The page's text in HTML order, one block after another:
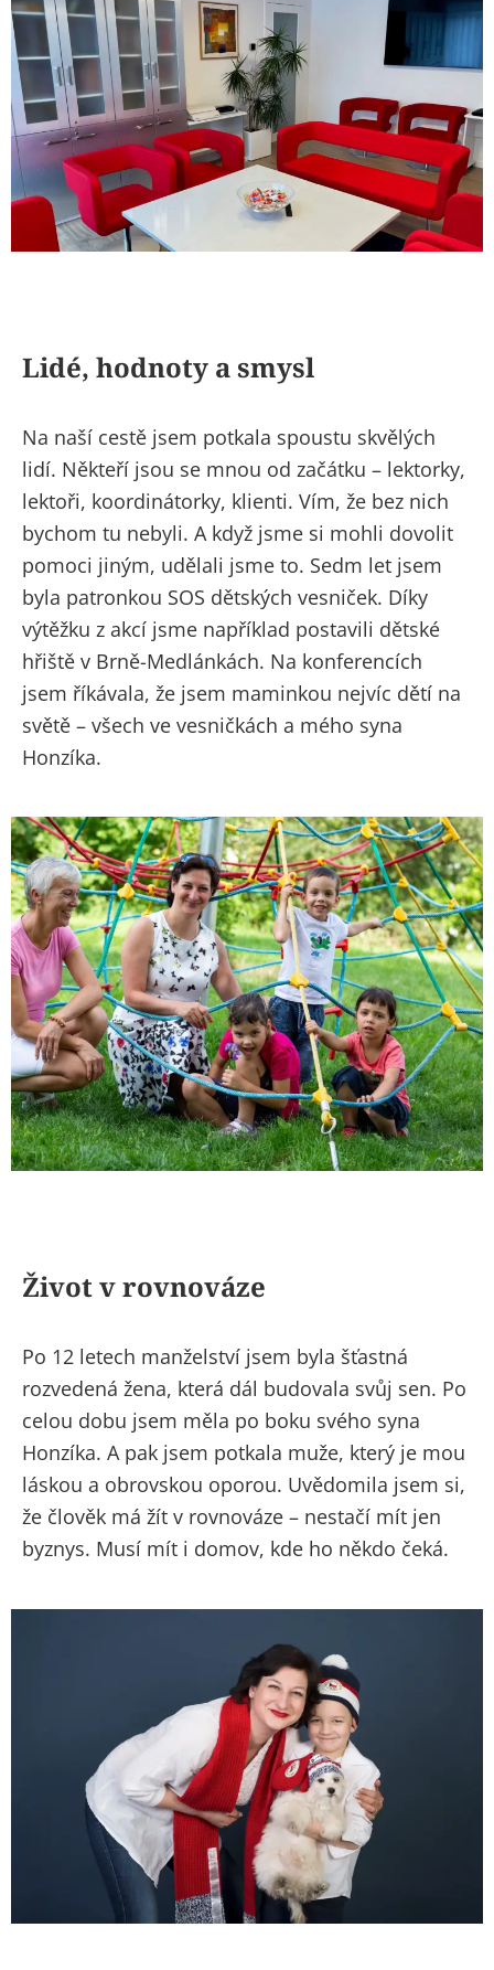
Lidé, hodnoty a smysl
Na naší cestě jsem potkala spoustu skvělých
lidí. Někteří jsou se mnou od začátku – lektorky,
lektoři, koordinátorky, klienti. Vím, že bez nich
bychom tu nebyli. A když jsme si mohli dovolit
pomoci jiným, udělali jsme to. Sedm let jsem
byla patronkou SOS dětských vesniček. Díky
výtěžku z akcí jsme například postavili dětské
hřiště v Brně-Medlánkách. Na konferencích
jsem říkávala, že jsem maminkou nejvíc dětí na
světě – všech ve vesničkách a mého syna
Honzíka.
Život v rovnováze
Po 12 letech manželství jsem byla šťastná
rozvedená žena, která dál budovala svůj sen. Po
celou dobu jsem měla po boku svého syna
Honzíka. A pak jsem potkala muže, který je mou
láskou a obrovskou oporou. Uvědomila jsem si,
že člověk má žít v rovnováze – nestačí mít jen
byznys. Musí mít i domov, kde ho někdo čeká.